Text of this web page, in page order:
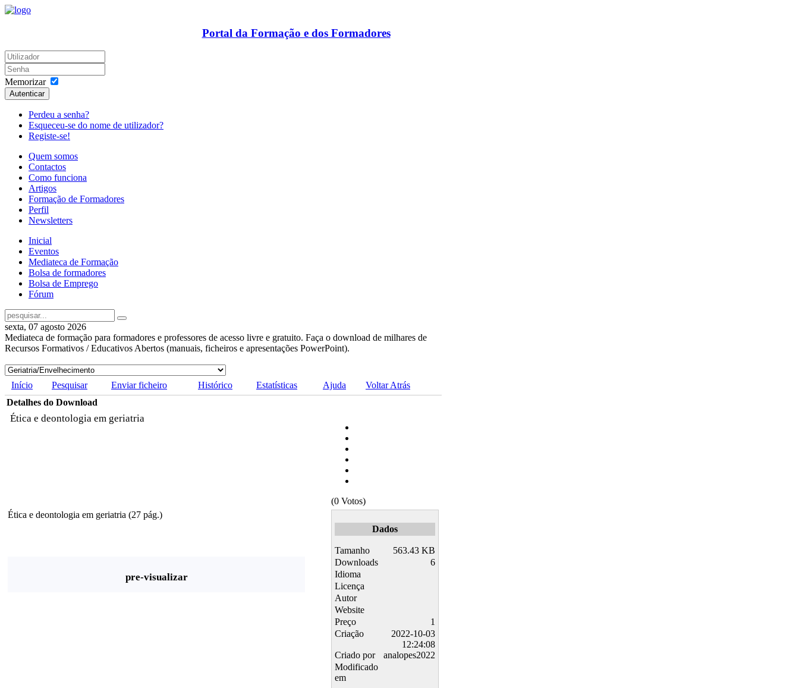
Portal da Formação e dos Formadores
Memorizar
Autenticar
Perdeu a senha?
Esqueceu-se do nome de utilizador?
Registe-se!
Quem somos
Contactos
Como funciona
Artigos
Formação de Formadores
Perfil
Newsletters
Inicial
Eventos
Mediateca de Formação
Bolsa de formadores
Bolsa de Emprego
Fórum
sexta, 07 agosto 2026
Mediateca de formação para formadores e professores de acesso livre e gratuito. Faça o download de milhares de
Recursos Formativos / Educativos Abertos (manuais, ficheiros e apresentações PowerPoint).
Início Pesquisar Enviar ficheiro Histórico Estatísticas Ajuda
Voltar Atrás
Detalhes do Download
Ética e deontologia em geriatria
(0 Votos)
Ética e deontologia em geriatria (27 pág.)
pre-visualizar
Dados
Tamanho
563.43 KB
Downloads
6
Idioma
Licença
Autor
Website
Preço
1
Criação
2022-10-03
12:24:08
Criado por
analopes2022
Modificado
em